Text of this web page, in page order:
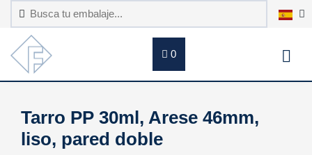
0
Tarro PP 30ml, Arese 46mm,
liso, pared doble